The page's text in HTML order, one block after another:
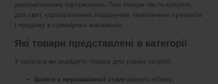
декоративному оформленні. Такі товари часто купують
для свят, корпоративних подарунків, тематичних презентів
і продажу в сувенірних магазинах.
Які товари представлені в категорії
У каталозі ви знайдете товари для різних потреб:
фляги з нержавіючої сталі різного об’єму;